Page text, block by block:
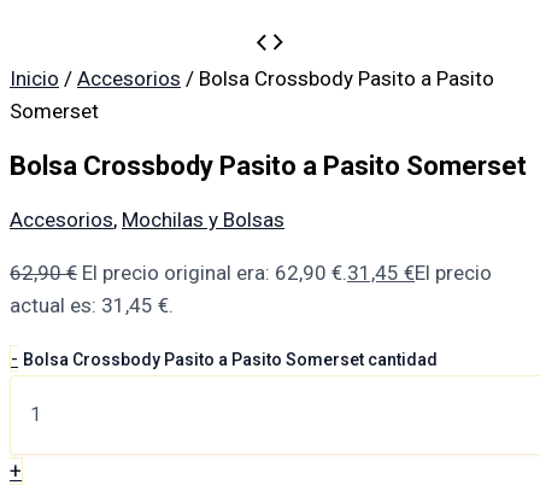
Inicio / Accesorios / Bolsa Crossbody Pasito a Pasito
Somerset
Bolsa Crossbody Pasito a Pasito Somerset
Accesorios, Mochilas y Bolsas
62,90€ El precio original era: 62,90 €.31,45 €El precio
actual es: 31,45 €.
- Bolsa Crossbody Pasito a Pasito Somerset cantidad
+